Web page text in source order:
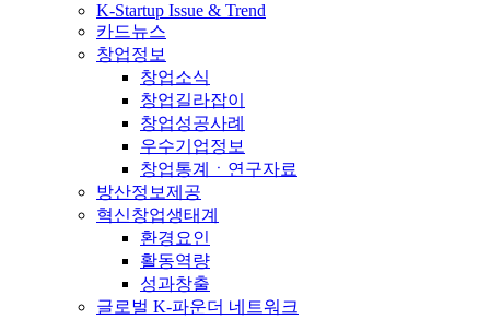
K-Startup Issue & Trend
카드뉴스
창업정보
창업소식
창업길라잡이
창업성공사례
우수기업정보
창업통계ㆍ연구자료
방산정보제공
혁신창업생태계
환경요인
활동역량
성과창출
글로벌 K-파운더 네트워크